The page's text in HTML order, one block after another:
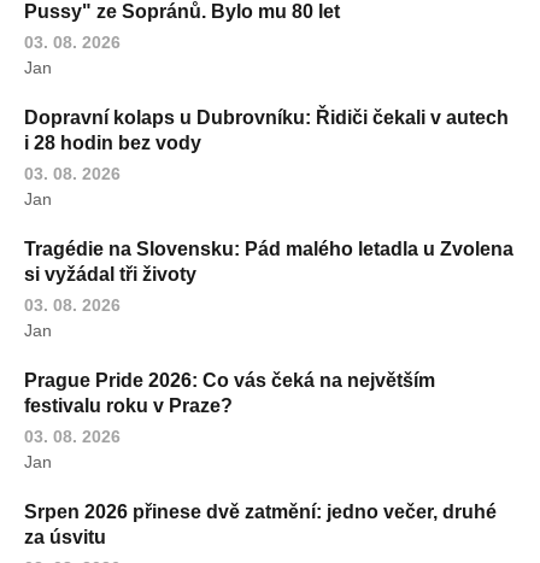
Pussy" ze Sopránů. Bylo mu 80 let
03. 08. 2026
Jan
Dopravní kolaps u Dubrovníku: Řidiči čekali v autech
i 28 hodin bez vody
03. 08. 2026
Jan
Tragédie na Slovensku: Pád malého letadla u Zvolena
si vyžádal tři životy
03. 08. 2026
Jan
Prague Pride 2026: Co vás čeká na největším
festivalu roku v Praze?
03. 08. 2026
Jan
Srpen 2026 přinese dvě zatmění: jedno večer, druhé
za úsvitu